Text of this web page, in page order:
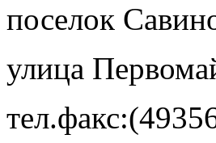
поселок
улица